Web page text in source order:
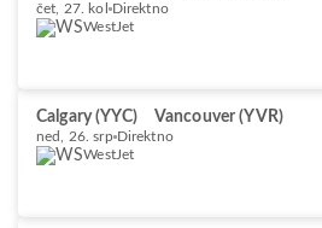
čet, 27. kol Direktno
WestJet
Calgary (YYC) Vancouver (YVR)
ned, 26. srp Direktno
WestJet